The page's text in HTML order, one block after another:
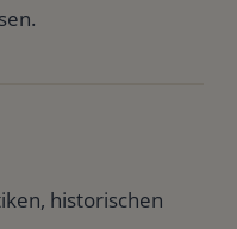
historischen